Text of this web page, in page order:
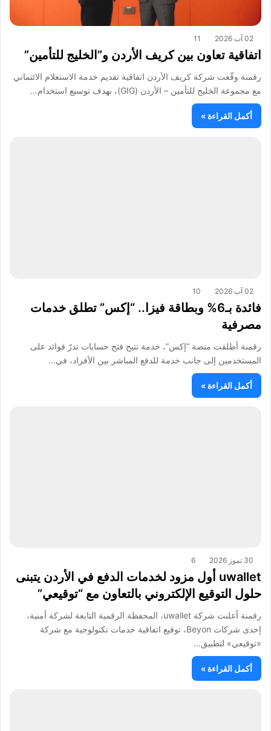
02 آب 2026 11
اتفاقية تعاون بين كريف الأردن و”الخليج للتأمين”
رقمنة وقّعت شركة كريف الأردن اتفاقية تقديم خدمة الاستعلام الائتماني
مع مجموعة الخليج للتأمين – الأردن (GIG)، بهدف توسيع استخدام…
أكمل القراءة »
02 آب 2026 10
فائدة بـ6% وبطاقة فيزا.. “إكس” تطلق خدمات
مصرفية
رقمنة أطلقت منصة “إكس”، خدمة تتيح فتح حسابات تدرّ فوائد على
المستخدمين إلى جانب خدمة للدفع المباشر بين الأفراد، في…
أكمل القراءة »
30 تموز 2026 6
uwallet أول مزود لخدمات الدفع في الأردن يتبنى
حلول التوقيع الإلكتروني بالتعاون مع “توقيعي”
رقمنة أعلنت شركة uwallet، المحفظة الرقمية التابعة لشركة أمنية،
إحدى شركات Beyon، توقيع اتفاقية خدمات تكنولوجية مع شركة
«توقيعي» لتطبيق…
أكمل القراءة »